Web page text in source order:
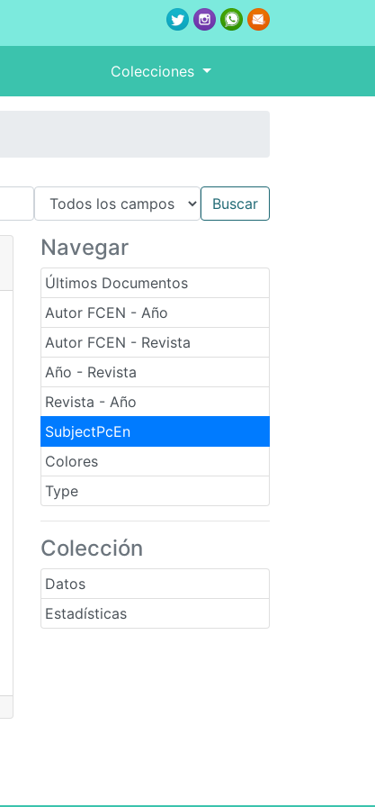
Colecciones
Navegar
Últimos Documentos
Autor FCEN - Año
Autor FCEN - Revista
Año - Revista
Revista - Año
SubjectPcEn
Colores
Type
Colección
Datos
Estadísticas